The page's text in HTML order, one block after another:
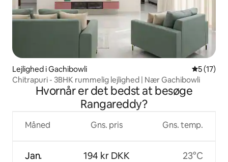
Lejlighed i Gachibowli 5 ud af 5
5 (17)
Chitrapuri - 3BHK rummelig lejlighed | Nær Gachibowli
Hvornår er det bedst at besøge
Rangareddy?
Måned
Jan.
Gns. pris
194 kr DKK
Gns. temp.
23°C